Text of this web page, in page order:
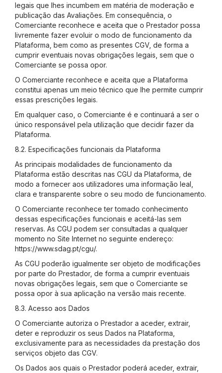
legais que lhes incumbem em matéria de moderação e
publicação das Avaliações. Em consequência, o
Comerciante reconhece e aceita que o Prestador possa
livremente fazer evoluir o modo de funcionamento da
Plataforma, bem como as presentes CGV, de forma a
cumprir eventuais novas obrigações legais, sem que o
Comerciante se possa opor.
O Comerciante reconhece e aceita que a Plataforma
constitui apenas um meio técnico que lhe permite cumprir
essas prescrições legais.
Em qualquer caso, o Comerciante é e continuará a ser o
único responsável pela utilização que decidir fazer da
Plataforma.
8.2. Especificações funcionais da Plataforma
As principais modalidades de funcionamento da
Plataforma estão descritas nas CGU da Plataforma, de
modo a fornecer aos utilizadores uma informação leal,
clara e transparente sobre o seu modo de funcionamento.
O Comerciante reconhece ter tomado conhecimento
dessas especificações funcionais e aceitá-las sem
reservas. As CGU podem ser consultadas a qualquer
momento no Site Internet no seguinte endereço:
https://www.sdag.pt/cgu/.
As CGU poderão igualmente ser objeto de modificações
por parte do Prestador, de forma a cumprir eventuais
novas obrigações legais, sem que o Comerciante se
possa opor à sua aplicação na versão mais recente.
8.3. Acesso aos Dados
O Comerciante autoriza o Prestador a aceder, extrair,
deter e reproduzir os seus Dados na Plataforma,
exclusivamente para as necessidades da prestação dos
serviços objeto das CGV.
Os Dados aos quais o Prestador poderá aceder, extrair,